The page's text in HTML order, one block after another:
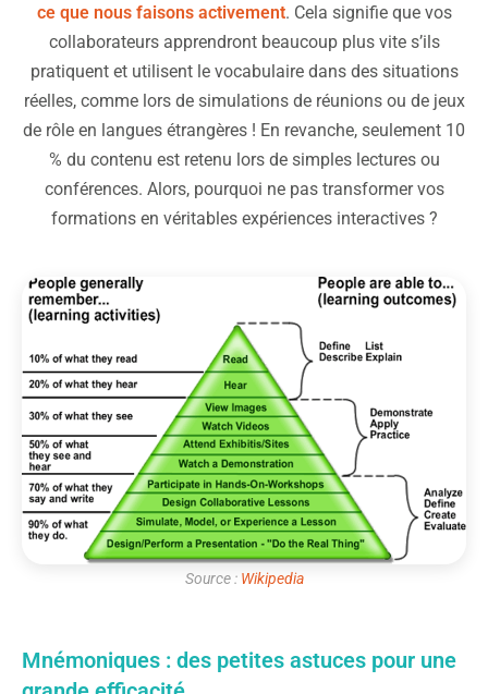
ce que nous faisons activement. Cela signifie que vos
collaborateurs apprendront beaucoup plus vite s’ils
pratiquent et utilisent le vocabulaire dans des situations
réelles, comme lors de simulations de réunions ou de jeux
de rôle en langues étrangères ! En revanche, seulement 10
% du contenu est retenu lors de simples lectures ou
conférences​. Alors, pourquoi ne pas transformer vos
formations en véritables expériences interactives ?
Source : Wikipedia
Mnémoniques : des petites astuces pour une